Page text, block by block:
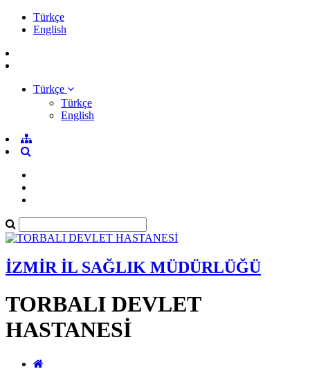
Türkçe
English
Türkçe
Türkçe
English
İZMİR İL SAĞLIK MÜDÜRLÜĞÜ
TORBALI DEVLET
HASTANESİ